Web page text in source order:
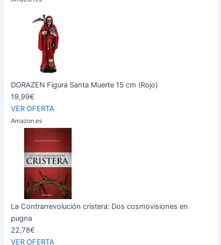
DORAZEN Figura Santa Muerte 15 cm (Rojo)
19,99€
VER OFERTA
Amazon.es
La Contrarrevolución cristera: Dos cosmovisiones en
pugna
22,78€
VER OFERTA